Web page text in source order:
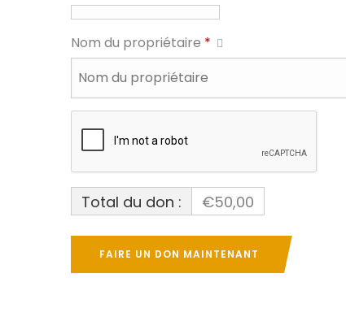
Nom du propriétaire *
Total du don : €50,00
FAIRE UN DON MAINTENANT